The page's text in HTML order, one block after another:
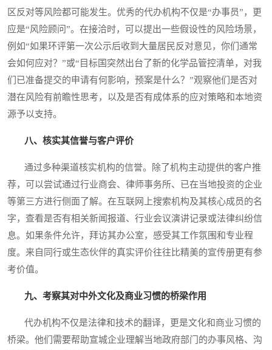
区反对等风险都可能发生。优秀的代办机构不仅是“办事员”，更
应是“风险顾问”。在接洽时，可以提出一些假设性的风险场景，
例如“如果环评第一次公示后收到大量居民反对意见，你们通常
会如何应对？”或“目标国突然出台了新的化学品管控清单，对我
们已准备提交的申请有何影响，预案是什么？”观察他们是否对
潜在风险有前瞻性思考，以及是否有成体系的应对策略和本地资
源予以支持。
八、核实其信誉与客户评价
通过多种渠道核实机构的信誉。除了机构主动提供的客户推
荐，可以尝试通过行业商会、律师事务所、已在当地投资的企业
等第三方进行侧面了解。在互联网上搜索机构及其核心成员的名
字，查看是否有相关新闻报道、行业会议演讲记录或法律纠纷信
息。如果条件允许，拜访其办公室，感受其工作氛围和专业程
度。来自同行或生态伙伴的真实评价往往比精美的宣传册更有参
考价值。
九、考察其对中外文化及商业习惯的桥梁作用
代办机构不仅是法律和技术的翻译，更是文化和商业习惯的
桥梁。他们需要帮助宣城企业理解当地政府部门的办事风格、沟